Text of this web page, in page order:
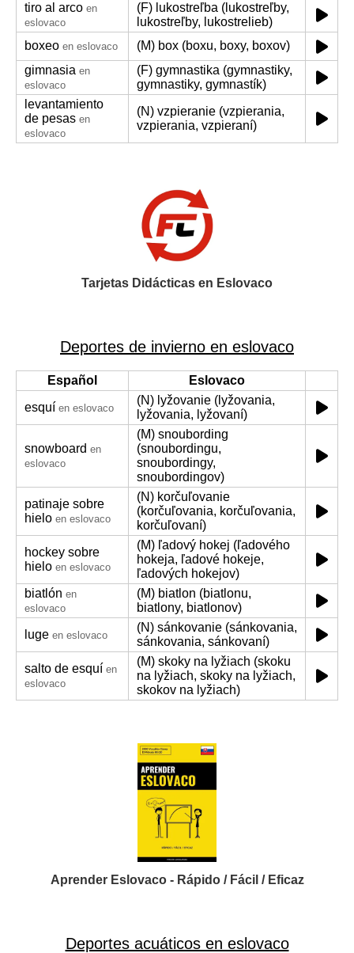
tiro al arco en
eslovaco
(F) lukostreľba (lukostreľby,
lukostreľby, lukostrelieb)
boxeo en eslovaco
(M) box (boxu, boxy, boxov)
gimnasia en
eslovaco
(F) gymnastika (gymnastiky,
gymnastiky, gymnastík)
levantamiento
de pesas en
eslovaco
(N) vzpieranie (vzpierania,
vzpierania, vzpieraní)
Tarjetas Didácticas en Eslovaco
Deportes de invierno en eslovaco
Español
Eslovaco
esquí en eslovaco
(N) lyžovanie (lyžovania,
lyžovania, lyžovaní)
snowboard en
eslovaco
(M) snoubording
(snoubordingu,
snoubordingy,
snoubordingov)
patinaje sobre
hielo en eslovaco
(N) korčuľovanie
(korčuľovania, korčuľovania,
korčuľovaní)
hockey sobre
hielo en eslovaco
(M) ľadový hokej (ľadového
hokeja, ľadové hokeje,
ľadových hokejov)
biatlón en
eslovaco
(M) biatlon (biatlonu,
biatlony, biatlonov)
luge en eslovaco
(N) sánkovanie (sánkovania,
sánkovania, sánkovaní)
salto de esquí en
eslovaco
(M) skoky na lyžiach (skoku
na lyžiach, skoky na lyžiach,
skokov na lyžiach)
Aprender Eslovaco - Rápido / Fácil / Eficaz
Deportes acuáticos en eslovaco